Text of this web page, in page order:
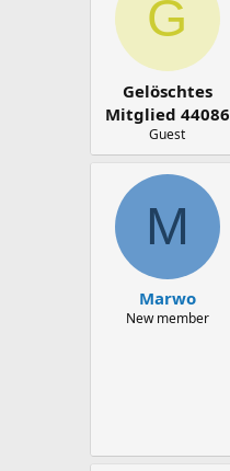
G
Gelöschtes
Mitglied 44086
Guest
M
Marwo
New member